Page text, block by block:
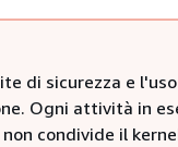
di sicurezza e
Ogni attività in
condivide il